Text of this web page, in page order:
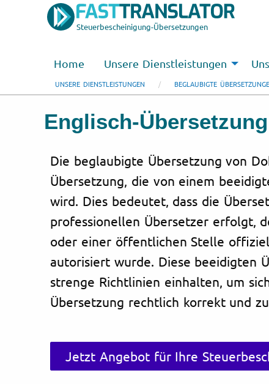
Steuerbescheinigung-Übersetzungen
Home Unsere Dienstleistungen
UNSERE DIENSTLEISTUNGEN BEGLAUBIGTE
Englisch-
Die beglaubigte Übersetzung von
Übersetzung, die von einem
wird. Dies bedeutet, dass die
professionellen Übersetzer erfolgt,
oder einer öffentlichen Stelle
autorisiert wurde. Diese beeidigten
strenge Richtlinien einhalten, um
Übersetzung rechtlich korrekt und
Jetzt Angebot für Ihre